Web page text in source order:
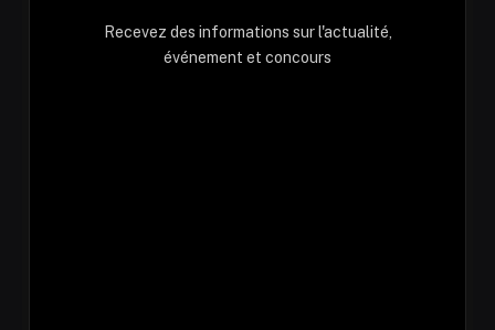
Recevez des informations sur l'actualité,
événement et concours